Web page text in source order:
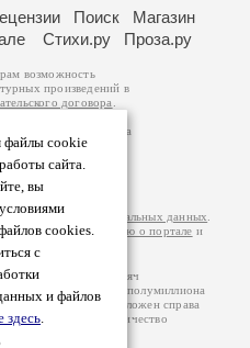
файлы cookie
сайта.
вы
cookies.
с
и файлов
здесь.
Поиск
Магазин
Стихи.ру Проза.ру
возможность
произведений в
договора
принадлежат авторам
возможна
вы можете
Ответственность за
на
обработки персональных данных
подробнуюинформацию о портале и
– порядка 100 тысяч
более полумиллиона
который расположен справа
по две цифры: количество